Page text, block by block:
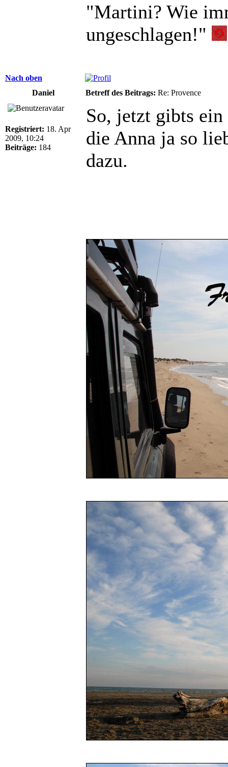
"Martini? Wie
ungeschlagen!"
Nach oben
Daniel
Betreff des Beitrags: Re: Provence
Registriert: 18. Apr
2009, 10:24
Beiträge: 184
So, jetzt gibts
die Anna ja so
dazu.